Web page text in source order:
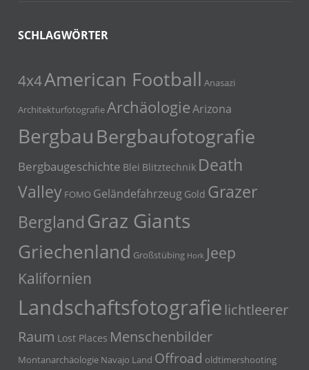
SCHLAGWÖRTER
4x4American Football Anasazi
ArchitekturfotografieArchäologieArizona
BergbauBergbaufotografie
Bergbaugeschichte Blei Blitztechnik Death
Valley FOMO Geländefahrzeug Gold Grazer
Bergland Graz Giants
Griechenland Großstübing Hork Jeep
Kalifornien
Landschaftsfotografie lichtleerer
Raum Lost Places Menschenbilder
Montanarchäologie Navajo Land Offroad oldtimershooting